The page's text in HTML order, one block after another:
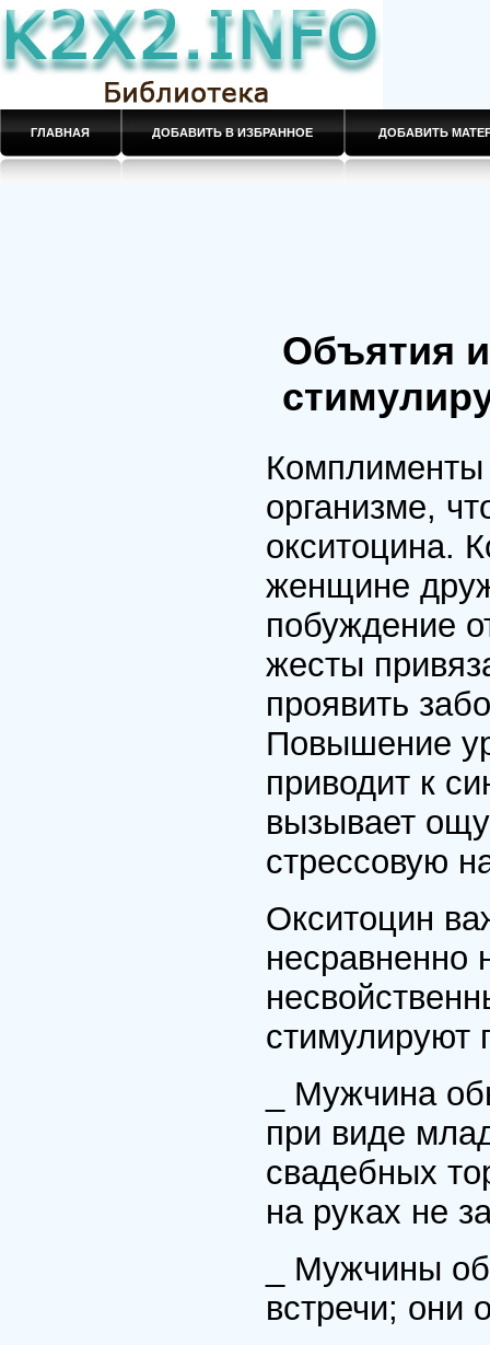
ГЛАВНАЯ ДОБАВИТЬ В ИЗБРАННОЕ ДОБАВИТЬ
Объятия
Комплименты
организме,
окситоцина.
женщине
побуждение
жесты
проявить
Повышение
приводит к
вызывает
стрессовую
Окситоцин
несравненно
стимулируют
_ Мужчина
при виде
свадебных
на руках не
_ Мужчины
встречи; они